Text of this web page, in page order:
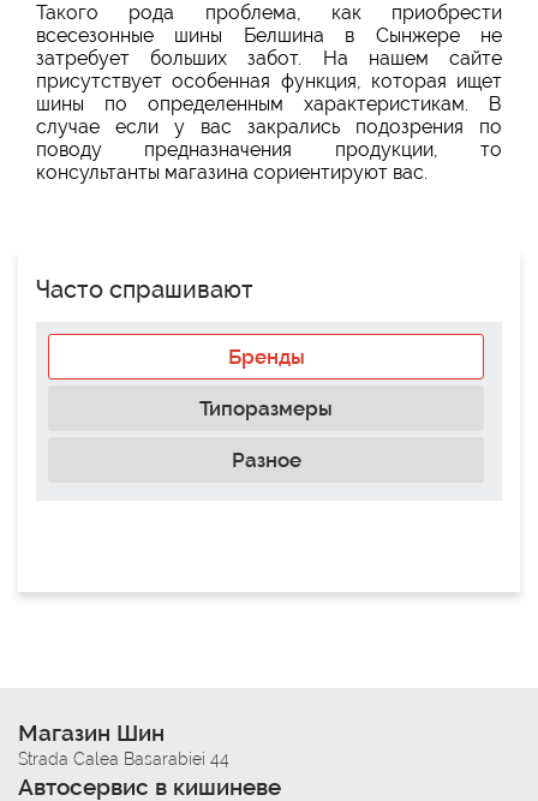
Такого рода проблема, как приобрести
всесезонные шины Белшина в Сынжере не
затребует больших забот. На нашем сайте
присутствует особенная функция, которая ищет
шины по определенным характеристикам. В
случае если у вас закрались подозрения по
поводу предназначения продукции, то
консультанты магазина сориентируют вас.
Часто спрашивают
Бренды
Типоразмеры
Разное
Магазин Шин
Strada Calea Basarabiei 44
Автосервис в кишиневе